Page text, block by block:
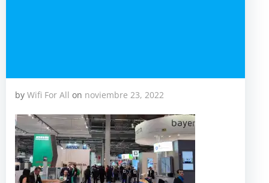
by Wifi For All on noviembre 23, 2022